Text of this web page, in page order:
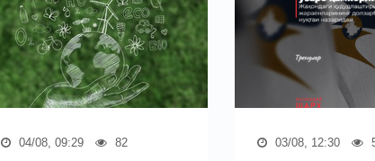
04/08, 09:29 82 03/08, 12:30